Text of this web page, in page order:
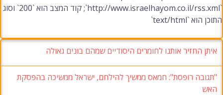
`http://www.israelhayom.co.il/rss.xml`; קוד המצב הוא `200` וסוג
התוכן הוא `text/html`
איתן החזיר אותנו לחומרים היסודיים שמהם בונים גאולה
"תגובה רופסת": חמאס ממשיך להילחם, ישראל ממשיכה בהפסקת
האש